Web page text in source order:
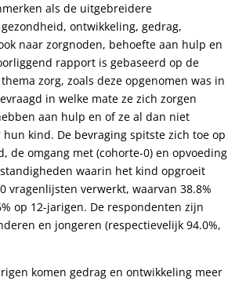
als de uitgebreidere
ontwikkeling, gedrag,
naar zorgnoden, behoefte aan hulp en
rapport is gebaseerd op de
zorg, zoals deze opgenomen was in
in welke mate ze zich zorgen
aan hulp en of ze al dan niet
kind. De bevraging spitste zich toe op
de omgang met (cohorte-0) en opvoeding
waarin het kind opgroeit
vragenlijsten verwerkt, waarvan 38.8%
op 12-jarigen. De respondenten zijn
en jongeren (respectievelijk 94.0%,
komen gedrag en ontwikkeling meer